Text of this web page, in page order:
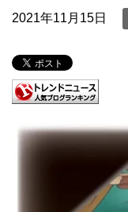
2021年11月15日